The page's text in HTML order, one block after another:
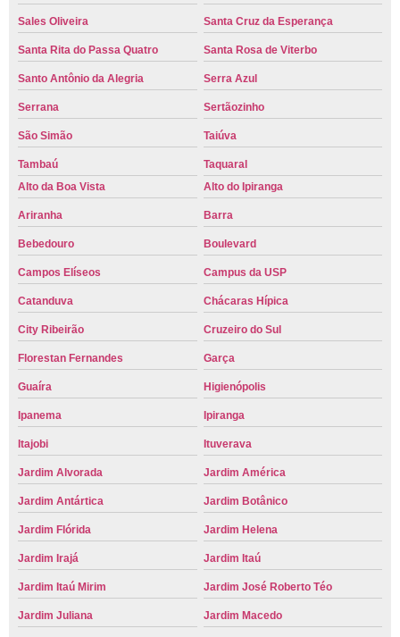
Sales Oliveira Santa Cruz da Esperança
Santa Rita do Passa Quatro Santa Rosa de Viterbo
Santo Antônio da Alegria Serra Azul
Serrana Sertãozinho
São Simão Taiúva
Tambaú
Taquaral
Alto da Boa Vista
Alto do Ipiranga
Ariranha Barra
Bebedouro Boulevard
Campos Elíseos Campus da USP
Catanduva Chácaras Hípica
City Ribeirão Cruzeiro do Sul
Florestan Fernandes Garça
Guaíra Higienópolis
Ipanema Ipiranga
Itajobi Ituverava
Jardim Alvorada Jardim América
Jardim Antártica Jardim Botânico
Jardim Flórida Jardim Helena
Jardim Irajá Jardim Itaú
Jardim Itaú Mirim Jardim José Roberto Téo
Jardim Juliana Jardim Macedo